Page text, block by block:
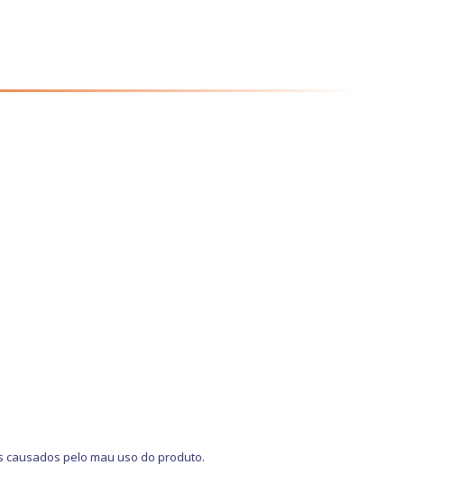
pelo mau uso do produto.